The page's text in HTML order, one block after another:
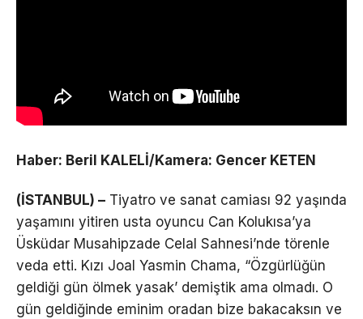
Haber: Beril KALELİ/Kamera: Gencer KETEN
(İSTANBUL) – Tiyatro ve sanat camiası 92 yaşında
yaşamını yitiren usta oyuncu Can Kolukısa’ya
Üsküdar Musahipzade Celal Sahnesi’nde törenle
veda etti. Kızı Joal Yasmin Chama, “Özgürlüğün
geldiği gün ölmek yasak’ demiştik ama olmadı. O
gün geldiğinde eminim oradan bize bakacaksın ve